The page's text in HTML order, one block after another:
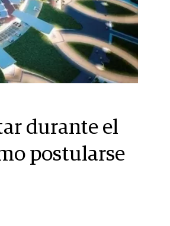
durante el
postularse